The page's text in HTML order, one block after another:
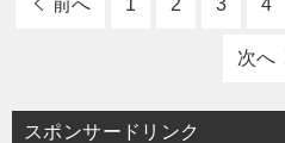
前へ 1 2 3 4
次へ
スポンサードリンク